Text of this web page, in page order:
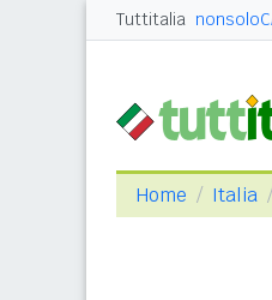
Tuttitalia
Home Italia